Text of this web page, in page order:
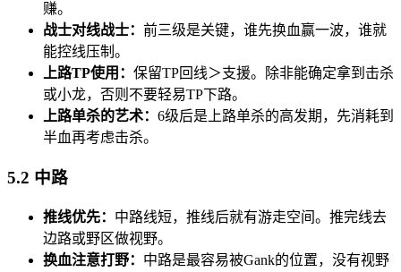
赚。
战士对线战士： 前三级是关键，谁先换血赢一波，谁就
能控线压制。
上路TP使用： 保留TP回线＞支援。除非能确定拿到击杀
或小龙，否则不要轻易TP下路。
上路单杀的艺术： 6级后是上路单杀的高发期，先消耗到
半血再考虑击杀。
5.2 中路
推线优先： 中路线短，推线后就有游走空间。推完线去
边路或野区做视野。
换血注意打野： 中路是最容易被Gank的位置，没有视野